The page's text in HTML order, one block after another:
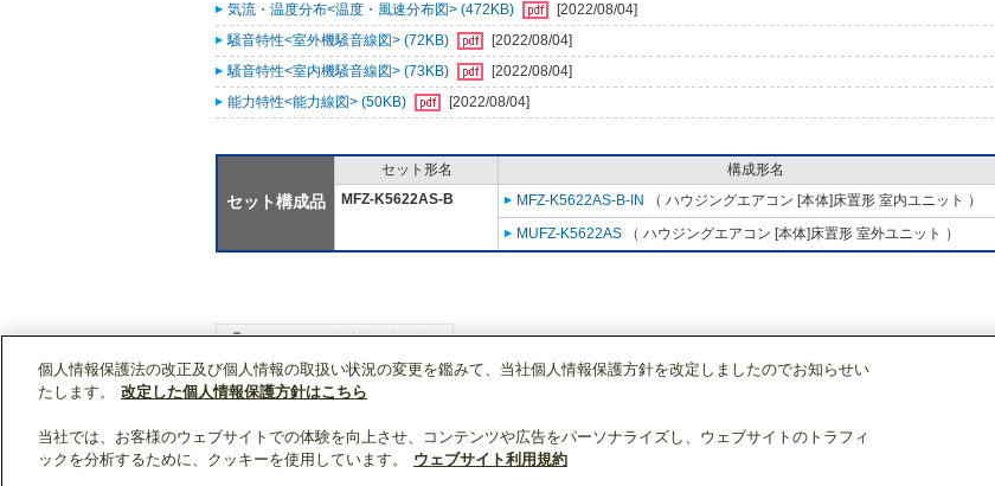
気流・温度分布<温度・風速分布図> (472KB)
[2022/08/04]
騒音特性<室外機騒音線図> (72KB)
[2022/08/04]
騒音特性<室内機騒音線図> (73KB)
[2022/08/04]
能力特性<能力線図> (50KB)
[2022/08/04]
セット構成品
セット形名 構成形名
MFZ-K5622AS-B
MFZ-K5622AS-B-IN （ ハウジングエアコン [本体]床置形 室内ユニット ）
MUFZ-K5622AS （ ハウジングエアコン [本体]床置形 室外ユニット ）
WIN2Kトップ 製品情報
個人情報保護法の改正及び個人情報の取扱い状況の変更を鑑みて、当社個人情報保護方針を改定しましたのでお知らせい
たします。
改定した個人情報保護方針はこちら
当社では、お客様のウェブサイトでの体験を向上させ、コンテンツや広告をパーソナライズし、ウェブサイトのトラフィ
ックを分析するために、クッキーを使用しています。
ウェブサイト利用規約